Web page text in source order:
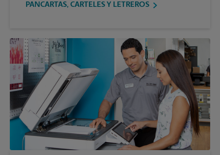
PANCARTAS, CARTELES Y LETREROS